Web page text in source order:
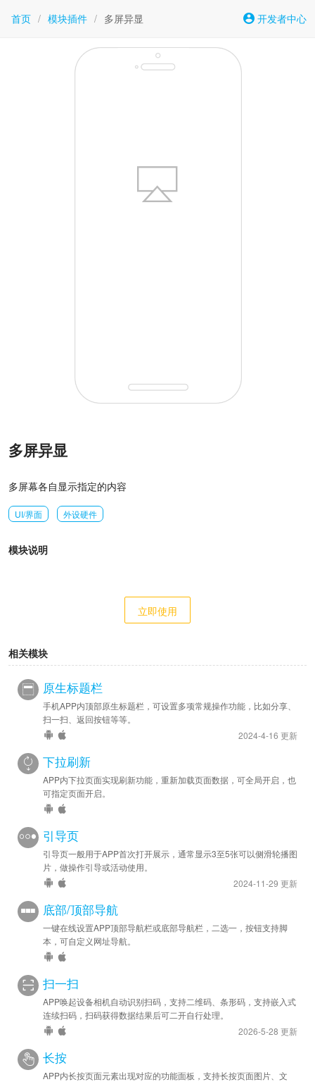
首页 / 模块插件 / 多屏异显 开发者中心
多屏异显
多屏幕各自显示指定的内容
UI/界面 外设硬件
模块说明
立即使用
相关模块
原生标题栏
手机APP内顶部原生标题栏，可设置多项常规操作功能，比如分享、
扫一扫、返回按钮等等。
2024-4-16 更新
下拉刷新
APP内下拉页面实现刷新功能，重新加载页面数据，可全局开启，也
可指定页面开启。
引导页
引导页一般用于APP首次打开展示，通常显示3至5张可以侧滑轮播图
片，做操作引导或活动使用。
2024-11-29 更新
底部/顶部导航
一键在线设置APP顶部导航栏或底部导航栏，二选一，按钮支持脚
本，可自定义网址导航。
扫一扫
APP唤起设备相机自动识别扫码，支持二维码、条形码，支持嵌入式
连续扫码，扫码获得数据结果后可二开自行处理。
2026-5-28 更新
长按
APP内长按页面元素出现对应的功能面板，支持长按页面图片、文